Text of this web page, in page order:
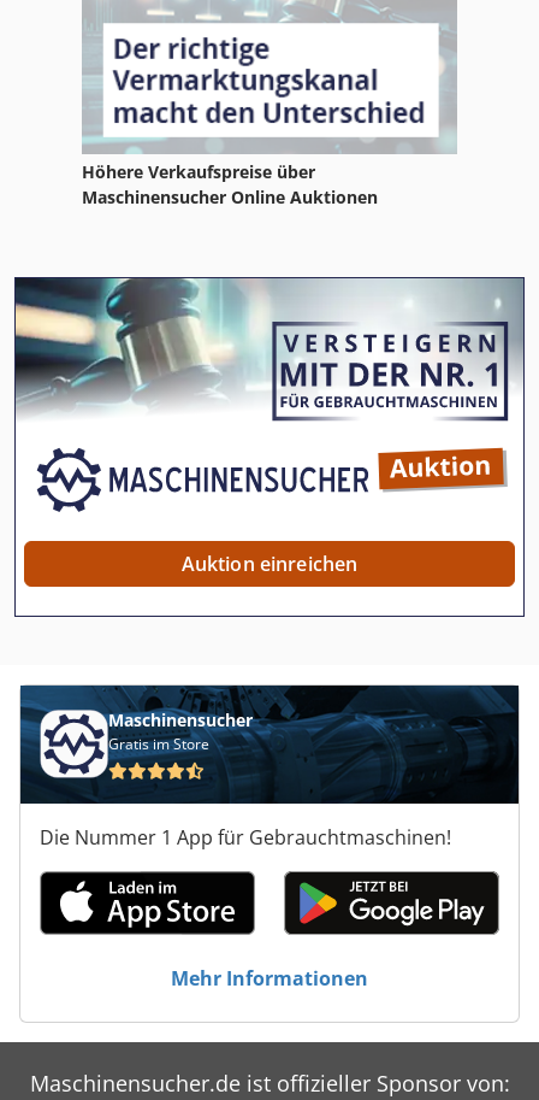
Höhere Verkaufspreise über
Maschinensucher Online Auktionen
Auktion einreichen
Maschinensucher
Gratis im Store
Die Nummer 1 App für Gebrauchtmaschinen!
Mehr Informationen
Maschinensucher.de ist offizieller Sponsor von: